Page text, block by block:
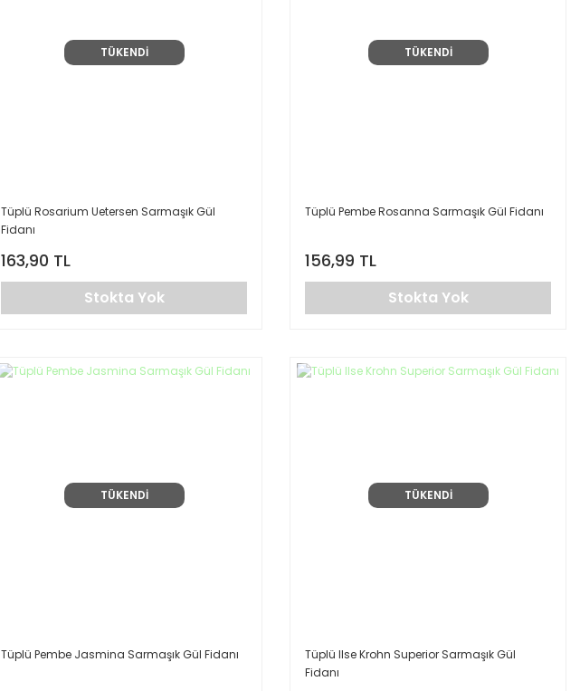
TÜKENDİ
Tüplü Rosarium Uetersen Sarmaşık Gül
Fidanı
163,90 TL
Stokta Yok
TÜKENDİ
Tüplü Pembe Rosanna Sarmaşık Gül Fidanı
156,99 TL
Stokta Yok
TÜKENDİ
Tüplü Pembe Jasmina Sarmaşık Gül Fidanı
TÜKENDİ
Tüplü Ilse Krohn Superior Sarmaşık Gül
Fidanı